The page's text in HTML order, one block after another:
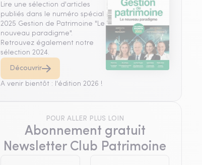
Lire une sélection d'articles
publiés dans le numéro spécial
2025 Gestion de Patrimoine "Le
nouveau paradigme".
Retrouvez également notre
sélection 2024.
Découvrir
A venir bientôt : l'édition 2026 !
POUR ALLER PLUS LOIN
Abonnement gratuit
Newsletter Club Patrimoine